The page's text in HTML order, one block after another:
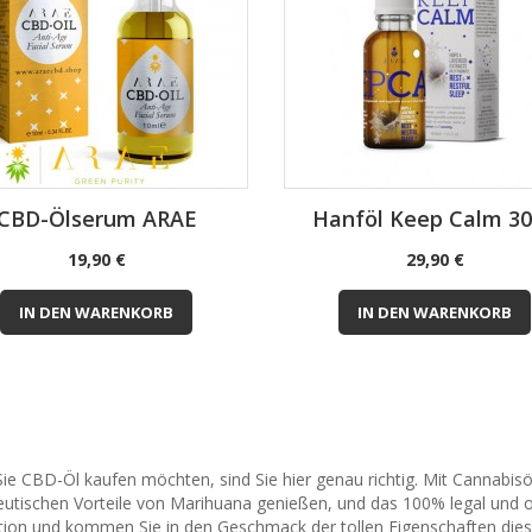
Ölserum ARAE
Preis
19,90 €
IN DEN WARENKORB
Hanföl Keep Calm
Preis
29,90 €
IN DEN WARENKORB
CBD-Öl kaufen möchten, sind Sie hier genau richtig. Mit
Vorteile von Marihuana genießen, und das 100% legal und
und kommen Sie in den Geschmack der tollen Eigenschaften